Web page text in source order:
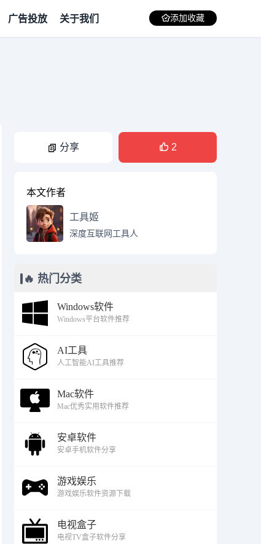
广告投放 关于我们 添加收藏
分享 2
本文作者
工具姬
深度互联网工具人
🔥 热门分类
Windows软件
Windows平台软件推荐
AI工具
人工智能AI工具推荐
Mac软件
Mac优秀实用软件推荐
安卓软件
安卓手机软件分享
游戏娱乐
游戏娱乐软件资源下载
电视盒子
电视TV盒子软件分享